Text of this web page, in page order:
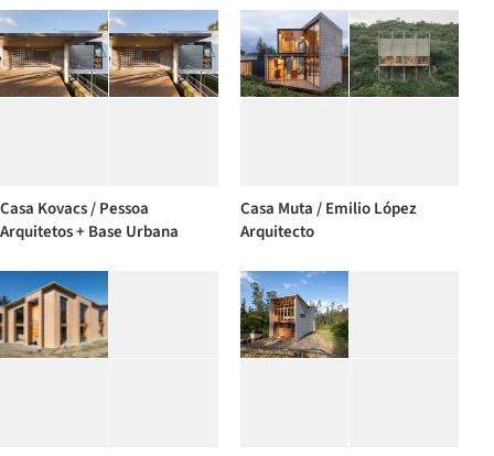
Casa Kovacs / Pessoa
Arquitetos + Base Urbana
Casa Muta / Emilio López
Arquitecto